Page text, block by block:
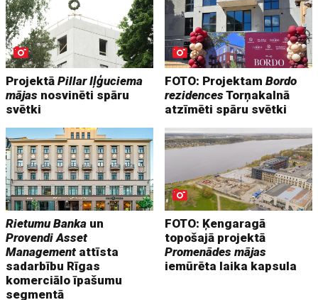
ProjektāPillar Iļģuciema
mājas nosvinēti spāru
svētki
FOTO: ProjektamBordo
rezidencesTorņakalnā
atzīmēti spāru svētki
Rietumu Banka un
Provendi Asset
Management attīsta
sadarbību Rīgas
komerciālo īpašumu
segmentā
FOTO: Ķengaragā
topošajā projektā
Promenādes mājas
iemūrēta laika kapsula